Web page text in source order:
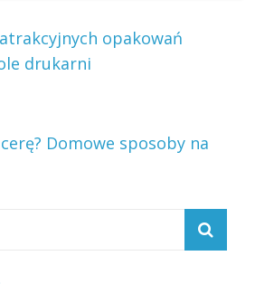
opakowań
drukarni
cerę? Domowe sposoby na